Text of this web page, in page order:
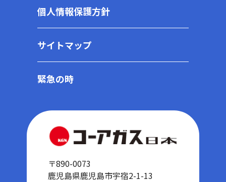
個人情報保護方針
サイトマップ
緊急の時
〒890-0073
鹿児島県鹿児島市宇宿2-1-13